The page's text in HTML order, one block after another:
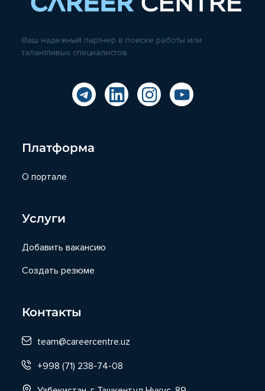
Ваш надежный партнер в поиске работы или
талантливых специалистов.
Платформа
О портале
Услуги
Добавить вакансию
Создать резюме
Контакты
team@careercentre.uz
+998 (71) 238-74-08